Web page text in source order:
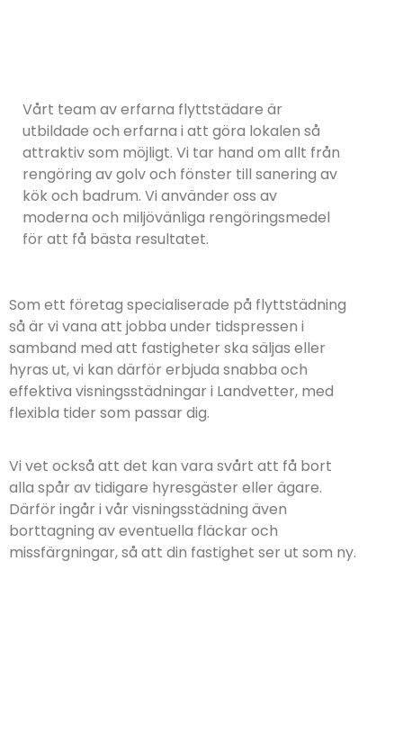
Vårt team av erfarna flyttstädare är
utbildade och erfarna i att göra lokalen så
attraktiv som möjligt. Vi tar hand om allt från
rengöring av golv och fönster till sanering av
kök och badrum. Vi använder oss av
moderna och miljövänliga rengöringsmedel
för att få bästa resultatet.
Som ett företag specialiserade på flyttstädning
så är vi vana att jobba under tidspressen i
samband med att fastigheter ska säljas eller
hyras ut, vi kan därför erbjuda snabba och
effektiva visningsstädningar i Landvetter, med
flexibla tider som passar dig.
Vi vet också att det kan vara svårt att få bort
alla spår av tidigare hyresgäster eller ägare.
Därför ingår i vår visningsstädning även
borttagning av eventuella fläckar och
missfärgningar, så att din fastighet ser ut som ny.